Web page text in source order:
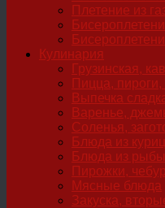
Плетение из
Кулинария
Грузинская,
Пицца, пироги,
Выпечка
Варенье,
Соленья,
Блюда из
Блюда из рыбы
Пирожки,
Мясные блюда
Закуска,